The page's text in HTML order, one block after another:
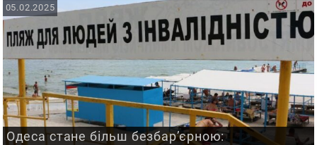
Одеса стане більш безбар’єрною:
05.02.2025